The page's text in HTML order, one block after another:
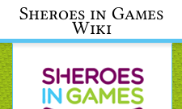
Sheroes in Games
Wiki